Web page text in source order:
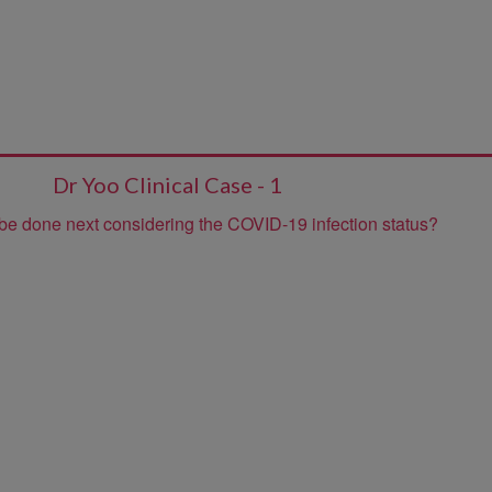
Dr Yoo Clinical Case - 1
done next considering the COVID-19 infection status?